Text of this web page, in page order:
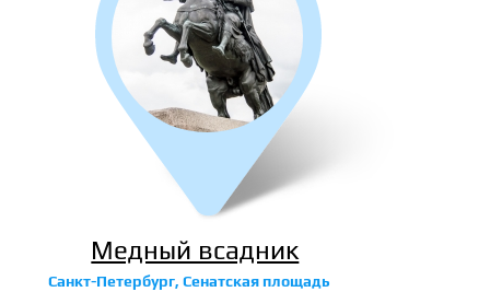
Медный всадник
Санкт-Петербург, Сенатская площадь